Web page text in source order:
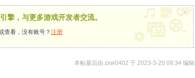
擎，与更多游戏开发者交流。
查看，没有账号？ 注册
×
本帖最后由 zxw0402 于 2023-3-20 09:34 编辑